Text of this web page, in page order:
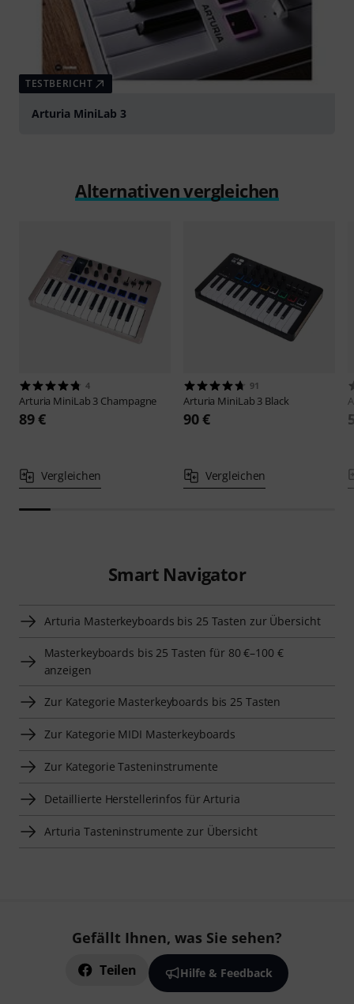
TESTBERICHT
Arturia MiniLab 3
Alternativen vergleichen
4
Arturia MiniLab 3 Champagne
89 €
Vergleichen
91
Arturia MiniLab 3 Black
90 €
Vergleichen
Smart Navigator
Arturia Masterkeyboards bis 25 Tasten zur Übersicht
Masterkeyboards bis 25 Tasten für 80 €–100 €
anzeigen
Zur Kategorie Masterkeyboards bis 25 Tasten
Zur Kategorie MIDI Masterkeyboards
Zur Kategorie Tasteninstrumente
Detaillierte Herstellerinfos für Arturia
Arturia Tasteninstrumente zur Übersicht
Gefällt Ihnen, was Sie sehen?
Teilen Hilfe & Feedback